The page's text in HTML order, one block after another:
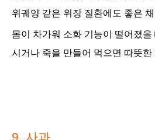
위궤양 같은 위장 질환에도 좋은
몸이 차가워 소화 기능이 떨어졌
시거나 죽을 만들어 먹으면 따뜻
9. 사과